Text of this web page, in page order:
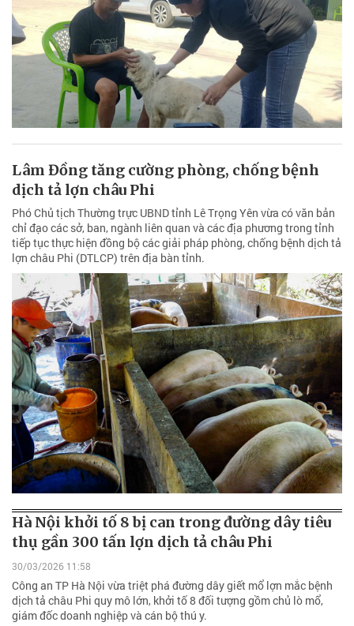
Lâm Đồng tăng cường phòng, chống bệnh
dịch tả lợn châu Phi
Phó Chủ tịch Thường trực UBND tỉnh Lê Trọng Yên vừa có văn bản
chỉ đạo các sở, ban, ngành liên quan và các địa phương trong tỉnh
tiếp tục thực hiện đồng bộ các giải pháp phòng, chống bệnh dịch tả
lợn châu Phi (DTLCP) trên địa bàn tỉnh.
Hà Nội khởi tố 8 bị can trong đường dây tiêu
thụ gần 300 tấn lợn dịch tả châu Phi
30/03/2026 11:58
Công an TP Hà Nội vừa triệt phá đường dây giết mổ lợn mắc bệnh
dịch tả châu Phi quy mô lớn, khởi tố 8 đối tượng gồm chủ lò mổ,
giám đốc doanh nghiệp và cán bộ thú y.